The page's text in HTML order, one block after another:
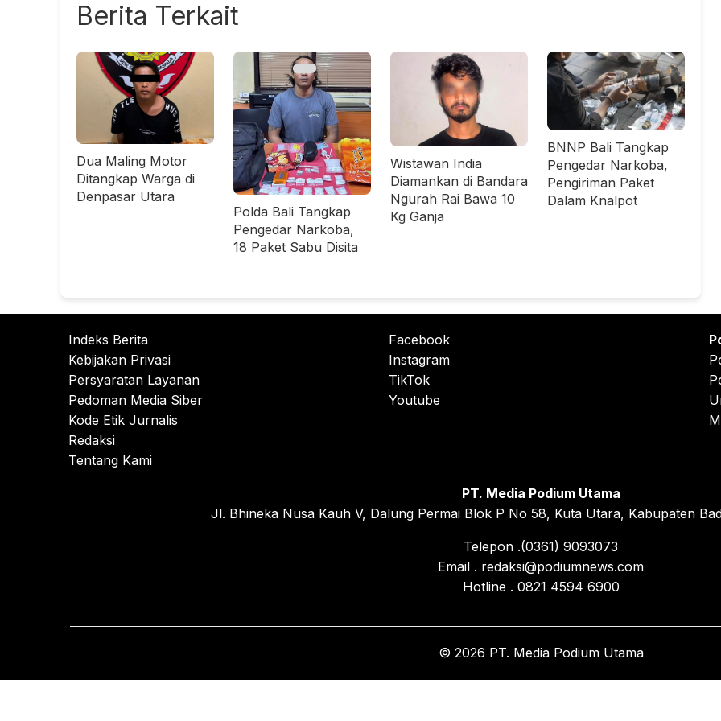
Berita Terkait
Dua Maling Motor
Ditangkap Warga di
Denpasar Utara
Polda Bali Tangkap
Pengedar Narkoba,
18 Paket Sabu Disita
Wistawan India
Diamankan di Bandara
Ngurah Rai Bawa 10
Kg Ganja
BNNP Bali Tangkap
Pengedar Narkoba,
Pengiriman Paket
Dalam Knalpot
Indeks Berita
Kebijakan Privasi
Persyaratan Layanan
Pedoman Media Siber
Kode Etik Jurnalis
Redaksi
Tentang Kami
Facebook
Instagram
TikTok
Youtube
PT. Media Podium Utama
Jl. Bhineka Nusa Kauh V, Dalung Permai Blok P No 58, Kuta Utara, Kabupaten
Telepon .(0361) 9093073
Email . redaksi@podiumnews.com
Hotline . 0821 4594 6900
© 2026 PT. Media Podium Utama